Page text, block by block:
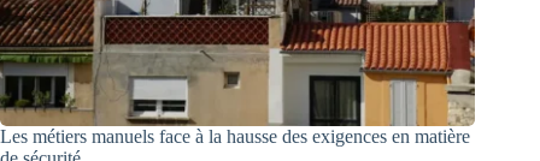
Les métiers manuels face à la hausse des exigences en matière